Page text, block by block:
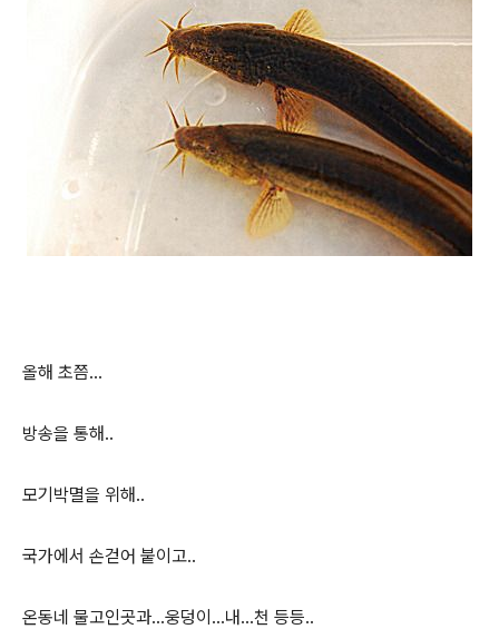
올해 초쯤...
방송을 통해..
모기박멸을 위해..
국가에서 손걷어 붙이고..
온동네 물고인곳과...웅덩이...내...천 등등..